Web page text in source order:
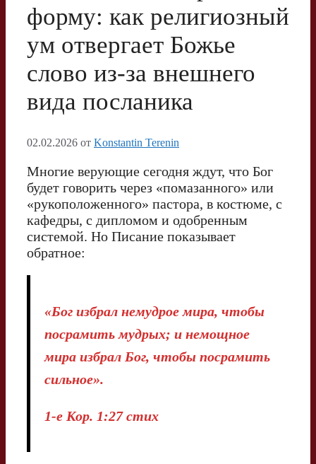
форму: как религиозный
ум отвергает Божье
слово из-за внешнего
вида посланика
02.02.2026 от Konstantin Terenin
Многие верующие сегодня ждут, что Бог
будет говорить через «помазанного» или
«рукоположенного» пастора, в костюме, с
кафедры, с дипломом и одобренным
системой. Но Писание показывает
обратное:
«Бог избрал немудрое мира, чтобы
посрамить мудрых; и немощное
мира избрал Бог, чтобы посрамить
сильное».
1-е Кор. 1:27 стих